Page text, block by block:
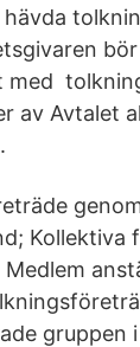
med
av Avtalet
Kollektiva
gruppen